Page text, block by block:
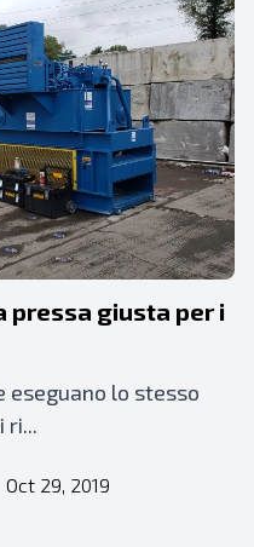
pressa giusta per i
eseguano lo stesso
ri...
Oct 29, 2019